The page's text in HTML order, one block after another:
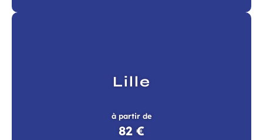
Lille
à partir de
82 €